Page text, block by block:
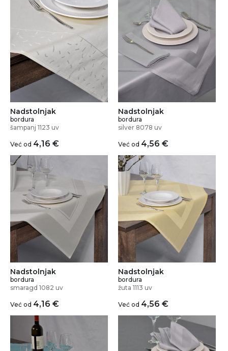
Nadstolnjak
bordura
šampanj 1123 uv
Već od 4,16 €
Nadstolnjak
bordura
silver 8078 uv
Već od 4,56 €
Nadstolnjak
bordura
smaragd 1082 uv
Već od 4,16 €
Nadstolnjak
bordura
žuta 1113 uv
Već od 4,56 €